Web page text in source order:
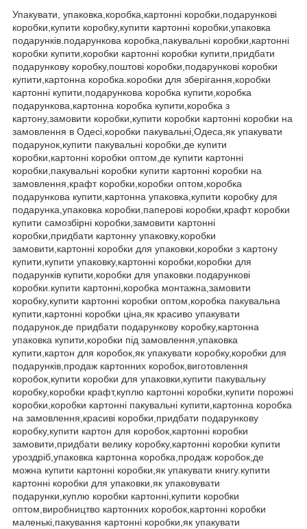
Упакувати, упаковка,коробка,картонні коробки,подарункові
коробки,купити коробку,купити картонні коробки,упаковка
подарунків.подарункова коробка,пакувальні коробки,картонні
коробки купити,коробки картонні коробки купити,придбати
подарункову коробку,поштові коробки,подарункові коробки
купити,картонна коробка.коробки для зберігання,коробки
картонні купити,подарункова коробка купити,коробка
подарункова,картонна коробка купити,коробка з
картону,замовити коробки,купити коробки картонні коробки на
замовлення в Одесі,коробки пакувальні,Одеса,як упакувати
подарунок,купити пакувальні коробки,де купити
коробки,картонні коробки оптом,де купити картонні
коробки,пакувальні коробки купити картонні коробки на
замовлення,крафт коробки,коробки оптом,коробка
подарункова купити,картонна упаковка,купити коробку для
подарунка,упаковка коробки,паперові коробки,крафт коробки
купити самозбірні коробки,замовити картонні
коробки,придбати картонну упаковку,коробки
замовити,картонні коробки для упаковки,коробки з картону
купити,купити упаковку,картонні коробки,коробки для
подарунків купити,коробки для упаковки.подарункові
коробки.купити картонні,коробка монтажна,замовити
коробку,купити картонні коробки оптом,коробка пакувальна
купити,картонні коробки ціна,як красиво упакувати
подарунок,де придбати подарункову коробку,картонна
упаковка купити,коробки під замовлення,упаковка
купити,картон для коробок,як упакувати коробку,коробки для
подарунків,продаж картонних коробок,виготовлення
коробок,купити коробки для упаковки,купити пакувальну
коробку,коробки крафт,куплю картонні коробки,купити порожні
коробки,коробки картонні пакувальні купити,картонна коробка
на замовлення,красиві коробки,придбати подарункову
коробку,купити картон для коробок,картонні коробки
замовити,придбати велику коробку,картонні коробки купити
уроздріб,упаковка картонна коробка,продаж коробок,де
можна купити картонні коробки,як упакувати книгу.купити
картонні коробки для упаковки,як упаковувати
подарунки,куплю коробки картонні,купити коробки
оптом,виробництво картонних коробок,картонні коробки
маленькі,пакування картонні коробки,як упакувати